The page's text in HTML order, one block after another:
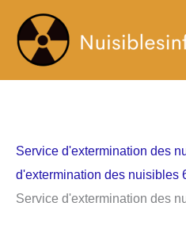
contenu
Service d'extermination des
d'extermination des nuisibles
Service d'extermination des